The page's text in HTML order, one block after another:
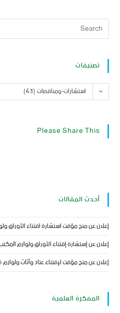
تصنيفات
استشارات-ومناقصات (43)
Please Share This
أحدث المقالات
إعلان عن منح مؤقت استشارة اقتناء الأوراق
إعلان عن إستشارة إقتناء الأوراق ولوازم
إعلان عن منح مؤقت لإقتناء عتاد وأثاث ولوازم6
المفكرة العلمية